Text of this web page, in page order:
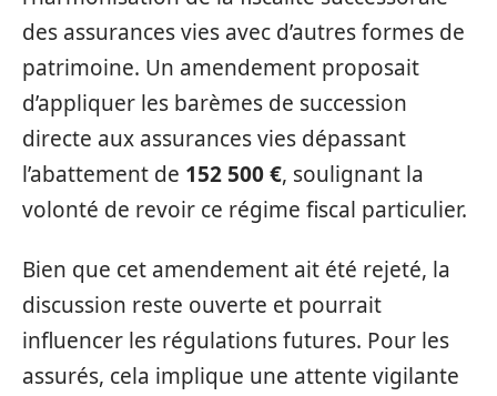
des assurances vies avec d’autres formes de
patrimoine. Un amendement proposait
d’appliquer les barèmes de succession
directe aux assurances vies dépassant
l’abattement de 152 500 €, soulignant la
volonté de revoir ce régime fiscal particulier.
Bien que cet amendement ait été rejeté, la
discussion reste ouverte et pourrait
influencer les régulations futures. Pour les
assurés, cela implique une attente vigilante